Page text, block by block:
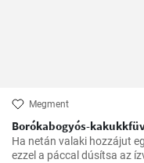
Megment
Borókabogyós-
Ha netán valaki hozzájut
ezzel a páccal dúsítsa az